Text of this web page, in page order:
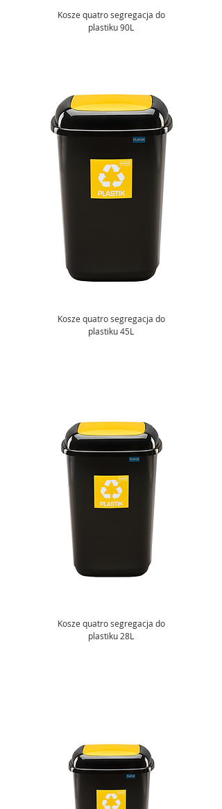
Kosze quatro segregacja do
plastiku 90L
Kosze quatro segregacja do
plastiku 45L
Kosze quatro segregacja do
plastiku 28L